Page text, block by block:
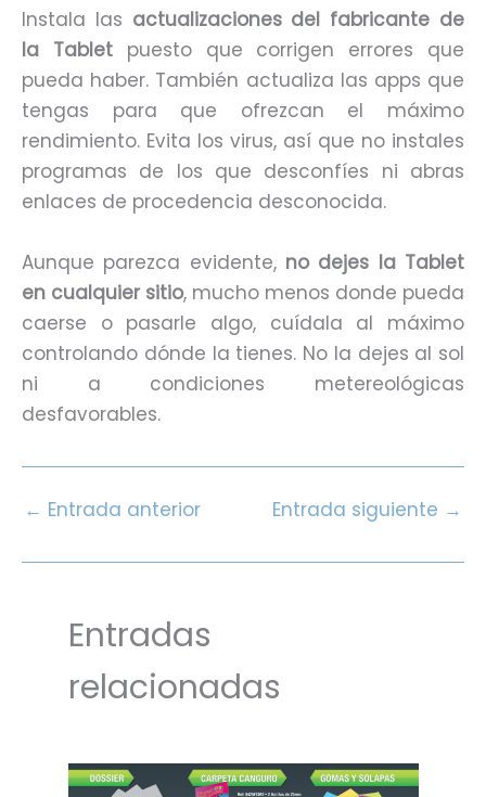
Instala las actualizaciones del fabricante de
la Tabletpuesto que corrigen errores que
pueda haber. También actualiza las apps que
tengas para que ofrezcan el máximo
rendimiento. Evita los virus, así que no instales
programas de los que desconfíes ni abras
enlaces de procedencia desconocida.
Aunque parezca evidente, no dejes la Tablet
en cualquier sitio, mucho menos donde pueda
caerse o pasarle algo, cuídala al máximo
controlando dónde la tienes. No la dejes al sol
ni a condiciones metereológicas
desfavorables.
← Entrada anterior Entrada siguiente →
Entradas
relacionadas